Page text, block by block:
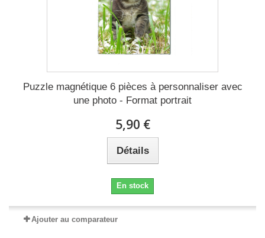
Puzzle magnétique 6 pièces à personnaliser avec
une photo - Format portrait
5,90 €
Détails
En stock
Ajouter au comparateur